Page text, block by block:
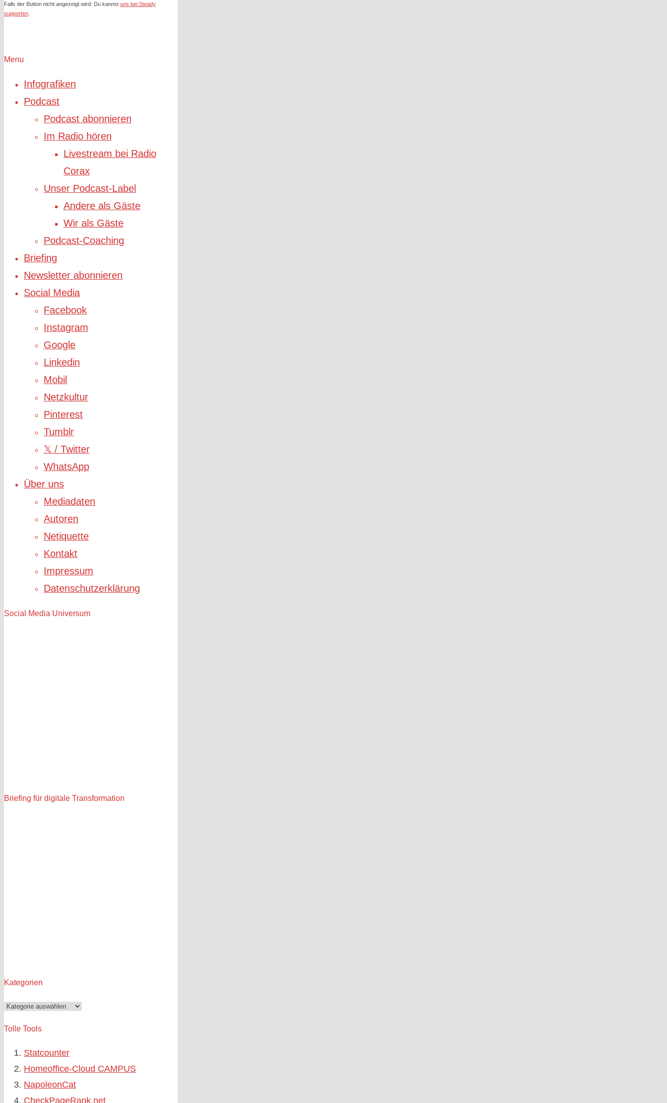
Falls der Button nicht angezeigt wird: Du kannst uns bei Steady
supporten
Menu
Infografiken
Podcast
Podcast abonnieren
Im Radio hören
Livestream bei Radio
Corax
Unser Podcast-Label
Andere als Gäste
Wir als Gäste
Podcast-Coaching
Briefing
Newsletter abonnieren
Social Media
Facebook
Instagram
Google
Linkedin
Mobil
Netzkultur
Pinterest
Tumblr
𝕏 / Twitter
WhatsApp
Über uns
Mediadaten
Autoren
Netiquette
Kontakt
Impressum
Datenschutzerklärung
Social Media Universum
Briefing für digitale Transformation
Kategorien
Kategorien
Tolle Tools
Statcounter
Homeoffice-Cloud CAMPUS
NapoleonCat
CheckPageRank.net